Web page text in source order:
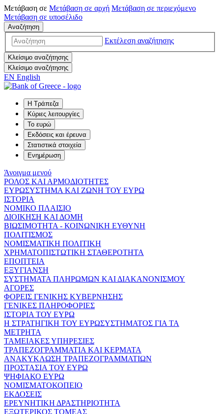
Μετάβαση σε Μετάβαση σε αρχή Μετάβαση σε περιεχόμενο
Μετάβαση σε υποσέλιδο
Αναζήτηση
Εκτέλεση αναζήτησης
Κλείσιμο αναζήτησης
Κλείσιμο αναζήτησης
EN English
Η Τράπεζα
Κύριες λειτουργίες
Το ευρώ
Εκδόσεις και έρευνα
Στατιστικά στοιχεία
Ενημέρωση
Άνοιγμα μενού
ΡΟΛΟΣ ΚΑΙ ΑΡΜΟΔΙΟΤΗΤΕΣ
ΕΥΡΩΣΥΣΤΗΜΑ ΚΑΙ ΖΩΝΗ ΤΟΥ ΕΥΡΩ
ΙΣΤΟΡΙΑ
ΝΟΜΙΚΟ ΠΛΑΙΣΙΟ
ΔΙΟΙΚΗΣΗ ΚΑΙ ΔΟΜΗ
ΒΙΩΣΙΜΟΤΗΤΑ - ΚΟΙΝΩΝΙΚΗ ΕΥΘΥΝΗ
ΠΟΛΙΤΙΣΜΟΣ
ΝΟΜΙΣΜΑΤΙΚΗ ΠΟΛΙΤΙΚΗ
ΧΡΗΜΑΤΟΠΙΣΤΩΤΙΚΗ ΣΤΑΘΕΡΟΤΗΤΑ
ΕΠΟΠΤΕΙΑ
ΕΞΥΓΙΑΝΣΗ
ΣΥΣΤΗΜΑΤΑ ΠΛΗΡΩΜΩΝ ΚΑΙ ΔΙΑΚΑΝΟΝΙΣΜΟΥ
ΑΓΟΡΕΣ
ΦΟΡΕΙΣ ΓΕΝΙΚΗΣ ΚΥΒΕΡΝΗΣΗΣ
ΓΕΝΙΚΕΣ ΠΛΗΡΟΦΟΡΙΕΣ
ΙΣΤΟΡΙΑ ΤΟΥ ΕΥΡΩ
Η ΣΤΡΑΤΗΓΙΚΗ ΤΟΥ ΕΥΡΩΣΥΣΤΗΜΑΤΟΣ ΓΙΑ ΤΑ
ΜΕΤΡΗΤΑ
ΤΑΜΕΙΑΚΕΣ ΥΠΗΡΕΣΙΕΣ
ΤΡΑΠΕΖΟΓΡΑΜΜΑΤΙΑ ΚΑΙ ΚΕΡΜΑΤΑ
ΑΝΑΚΥΚΛΩΣΗ ΤΡΑΠΕΖΟΓΡΑΜΜΑΤΙΩΝ
ΠΡΟΣΤΑΣΙΑ ΤΟΥ ΕΥΡΩ
ΨΗΦΙΑΚΟ ΕΥΡΩ
ΝΟΜΙΣΜΑΤΟΚΟΠΕΙΟ
ΕΚΔΟΣΕΙΣ
ΕΡΕΥΝΗΤΙΚΗ ΔΡΑΣΤΗΡΙΟΤΗΤΑ
ΕΞΩΤΕΡΙΚΟΣ ΤΟΜΕΑΣ